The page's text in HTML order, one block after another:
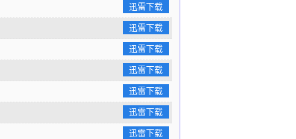
迅雷下载
迅雷下载
迅雷下载
迅雷下载
迅雷下载
迅雷下载
迅雷下载